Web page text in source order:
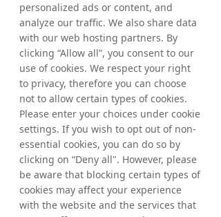
Dessa nätverk erbjuder olika verktyg och
tjänster Tillexempel, spårningsprogram,
betalningshantering, och
marknadsföringsmaterial, för att hjälpa
varumärken och partners att lyckas
partnermarknadsföring.
Attributionsmodeller
Attributionsmodeller används för att tilldela
kredit till olika kontaktpunkter i kundresan,
vilket gör det möjligt för företag att förstå
personalized ads or content, and
analyze our traffic. We also share data
with our web hosting partners. By
clicking “Allow all”, you consent to our
use of cookies. We respect your right
to privacy, therefore you can choose
not to allow certain types of cookies.
Please enter your choices under cookie
settings. If you wish to opt out of non-
essential cookies, you can do so by
clicking on “Deny all". However, please
be aware that blocking certain types of
cookies may affect your experience
with the website and the services that